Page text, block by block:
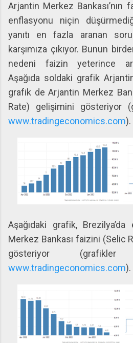
Arjantin Merkez Bankası’nın
enflasyonu niçin
yanıtı en fazla aranan
karşımıza çıkıyor. Bunun
nedeni faizin yeterince
Aşağıda soldaki grafik
grafik de Arjantin Merkez
Rate) gelişimini gösteriyor
www.tradingeconomics.com).
Aşağıdaki grafik,
Merkez Bankası faizini (Selic
gösteriyor
www.tradingeconomics.com).